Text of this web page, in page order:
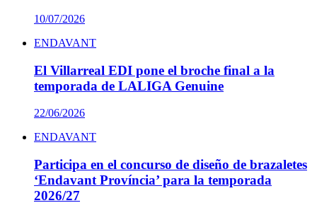
10/07/2026
ENDAVANT
El Villarreal EDI pone el broche final a la
temporada de LALIGA Genuine
22/06/2026
ENDAVANT
Participa en el concurso de diseño de brazaletes
‘Endavant Província’ para la temporada
2026/27